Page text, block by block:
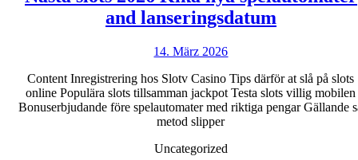
and lanseringsdatum
Kika
nya
14. März 202614.
2026
Content Inregistrering hos Slotv Casino Tips därför at slå på slots
online Populära slots tillsamman jackpot Testa slots villig mobilen
Bonuserbjudande före spelautomater med riktiga pengar Gällande
metod slipper
Uncategorized